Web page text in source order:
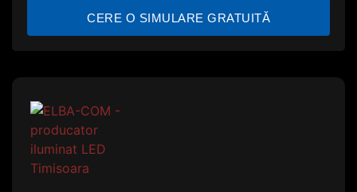
CERE O SIMULARE GRATUITĂ